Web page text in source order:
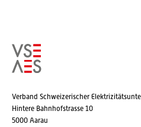
Verband Schweizerischer
Hintere Bahnhofstrasse 10
5000 Aarau